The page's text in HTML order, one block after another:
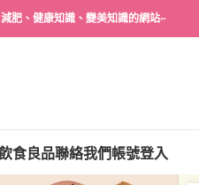
肥、健康知識、變美知識的網站~
食良品聯絡我們帳號登入